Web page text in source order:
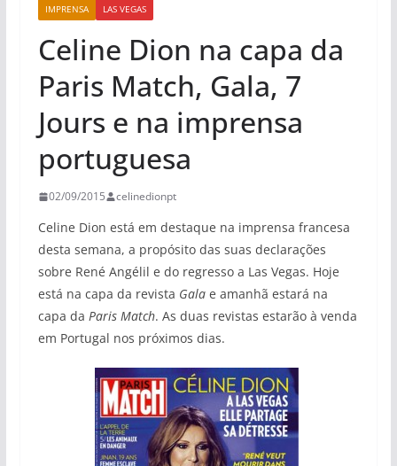
IMPRENSA LAS VEGAS
Celine Dion na capa da
Paris Match, Gala, 7
Jours e na imprensa
portuguesa
02/09/2015 celinedionpt
Celine Dion está em destaque na imprensa francesa
desta semana, a propósito das suas declarações
sobre René Angélil e do regresso a Las Vegas. Hoje
está na capa da revista Galae amanhã estará na
capa da Paris Match. As duas revistas estarão à venda
em Portugal nos próximos dias.